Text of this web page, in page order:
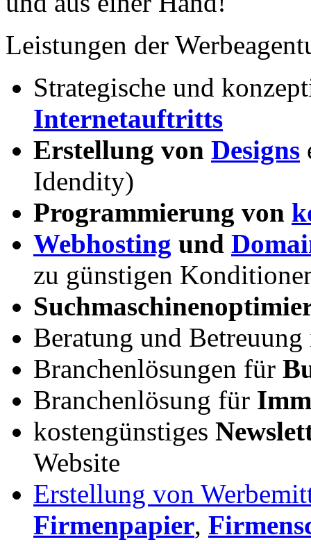
Leistungen der
Strategische und
Internetauftritts
Erstellung von Designs
Idendity)
Programmierung von
Webhosting und
zu günstigen
Beratung und
Branchenlösungen für
Branchenlösung für
kostengünstiges
Website
Erstellung von
Firmenpapier,